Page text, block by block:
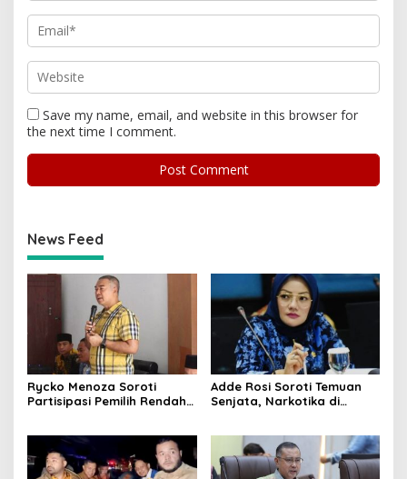
Save my name, email, and website in this browser for
the next time I comment.
News Feed
Rycko Menoza Soroti
Partisipasi Pemilih Rendah
Adde Rosi Soroti Temuan
Senjata, Narkotika di